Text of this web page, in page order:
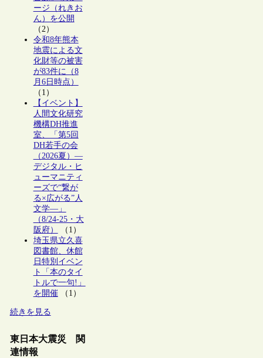
ージ（れきお
ん）を公開
（2）
令和8年熊本
地震による文
化財等の被害
が83件に（8
月6日時点）
（1）
【イベント】
人間文化研究
機構DH推進
室、「第5回
DH若手の会
（2026夏）―
デジタル・ヒ
ューマニティ
ーズで“繋が
る×広がる”人
文学―」
（8/24-25・大
阪府）
（1）
埼玉県立久喜
図書館、休館
日特別イベン
ト「本のタイ
トルで一句!」
を開催（1）
続きを見る
東日本大震災 関
連情報